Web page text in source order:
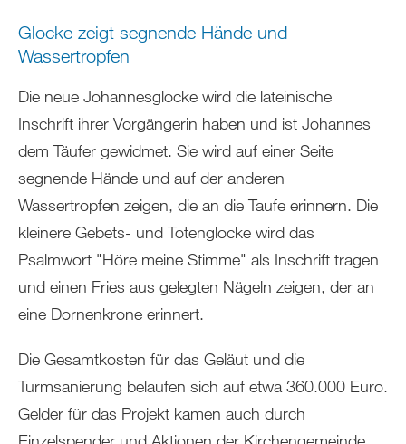
Glocke zeigt segnende Hände und
Wassertropfen
Die neue Johannesglocke wird die lateinische
Inschrift ihrer Vorgängerin haben und ist Johannes
dem Täufer gewidmet. Sie wird auf einer Seite
segnende Hände und auf der anderen
Wassertropfen zeigen, die an die Taufe erinnern. Die
kleinere Gebets- und Totenglocke wird das
Psalmwort "Höre meine Stimme" als Inschrift tragen
und einen Fries aus gelegten Nägeln zeigen, der an
eine Dornenkrone erinnert.
Die Gesamtkosten für das Geläut und die
Turmsanierung belaufen sich auf etwa 360.000 Euro.
Gelder für das Projekt kamen auch durch